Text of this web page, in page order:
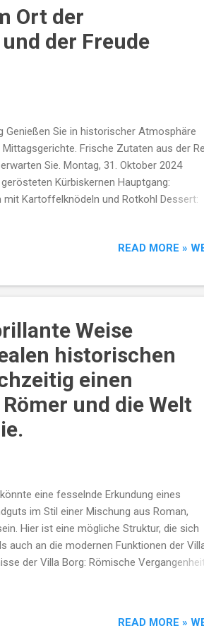
Ort der
der Freude
Genießen Sie in historischer Atmosphäre
Frische Zutaten aus der
Sie. Montag, 31. Oktober 2024
Kürbiskernen Hauptgang:
mit Kartoffelknödeln und Rotkohl Dessert:
und buntem Gemüse Dessert:
Mozzarella mit Basilikum
mit Pommes frites und Salat Dessert:
READ MORE »
Weise
historischen
einen
und die Welt
eine fesselnde Erkundung eines
im Stil einer Mischung aus Roman,
Hier ist eine mögliche Struktur, die sich
auch an die modernen Funktionen der
der Villa Borg: Römische
Inhaltliche Beschreibung Geheimnisse
auf eine faszinierende Reise durch die
READ MORE »